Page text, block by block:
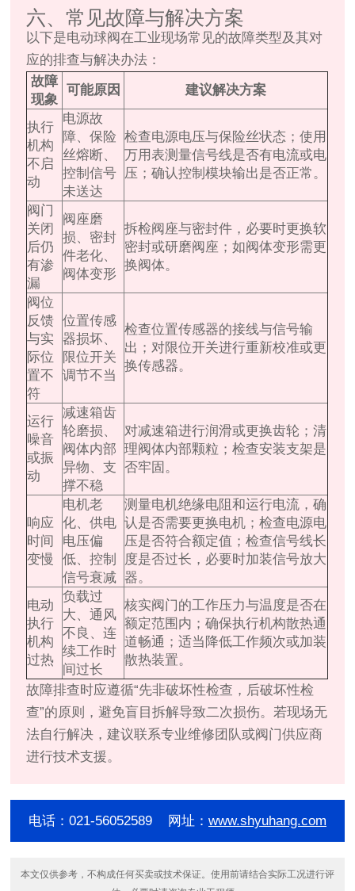
六、常见故障与解决方案
以下是电动球阀在工业现场常见的故障类型及其对
应的排查与解决办法：
故障
现象
可能原因 建议解决方案
执行
机构
不启
动
电源故
障、保险
丝熔断、
控制信号
未送达
检查电源电压与保险丝状态；使用
万用表测量信号线是否有电流或电
压；确认控制模块输出是否正常。
阀门
关闭
后仍
有渗
漏
阀座磨
损、密封
件老化、
阀体变形
拆检阀座与密封件，必要时更换软
密封或研磨阀座；如阀体变形需更
换阀体。
阀位
反馈
与实
际位
置不
符
位置传感
器损坏、
限位开关
调节不当
检查位置传感器的接线与信号输
出；对限位开关进行重新校准或更
换传感器。
运行
噪音
或振
动
减速箱齿
轮磨损、
阀体内部
异物、支
撑不稳
对减速箱进行润滑或更换齿轮；清
理阀体内部颗粒；检查安装支架是
否牢固。
响应
时间
变慢
电机老
化、供电
电压偏
低、控制
信号衰减
测量电机绝缘电阻和运行电流，确
认是否需要更换电机；检查电源电
压是否符合额定值；检查信号线长
度是否过长，必要时加装信号放大
器。
电动
执行
机构
过热
负载过
大、通风
不良、连
续工作时
间过长
核实阀门的工作压力与温度是否在
额定范围内；确保执行机构散热通
道畅通；适当降低工作频次或加装
散热装置。
故障排查时应遵循“先非破坏性检查，后破坏性检
查”的原则，避免盲目拆解导致二次损伤。若现场无
法自行解决，建议联系专业维修团队或阀门供应商
进行技术支援。
电话：021-56052589 网址： www.shyuhang.com
本文仅供参考，不构成任何买卖或技术保证。使用前请结合实际工况进行评